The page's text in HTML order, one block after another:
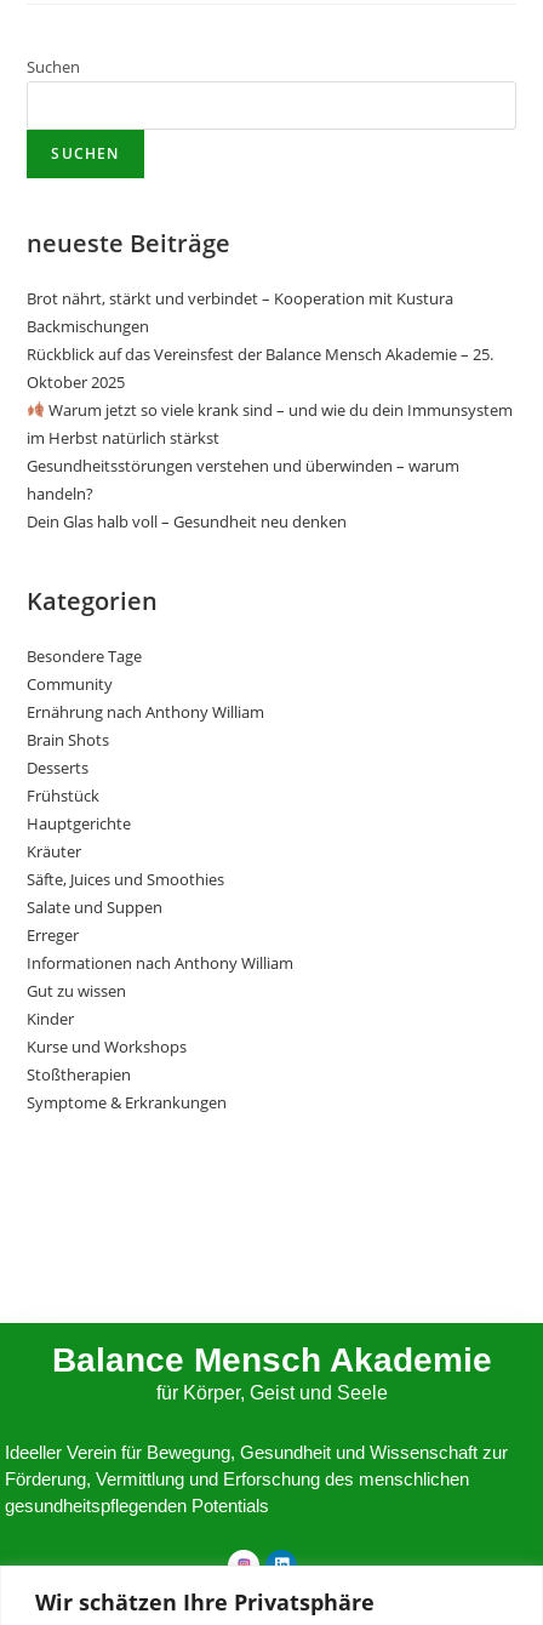
Wir schätzen Ihre Privatsphäre
Suchen
SUCHEN
neueste Beiträge
Brot nährt, stärkt und verbindet – Kooperation mit Kustura
Backmischungen
Rückblick auf das Vereinsfest der Balance Mensch Akademie – 25.
Oktober 2025
Warum jetzt so viele krank sind – und wie du dein Immunsystem
im Herbst natürlich stärkst
Gesundheitsstörungen verstehen und überwinden – warum
handeln?
Dein Glas halb voll – Gesundheit neu denken
Kategorien
Besondere Tage
Community
Ernährung nach Anthony William
Brain Shots
Desserts
Frühstück
Hauptgerichte
Kräuter
Säfte, Juices und Smoothies
Salate und Suppen
Erreger
Informationen nach Anthony William
Gut zu wissen
Kinder
Kurse und Workshops
Stoßtherapien
Symptome & Erkrankungen
Balance Mensch Akademie
für Körper, Geist und Seele
Ideeller Verein für Bewegung, Gesundheit und Wissenschaft zur
Förderung, Vermittlung und Erforschung des menschlichen
gesundheitspflegenden Potentials
Balance Mensch Akademie